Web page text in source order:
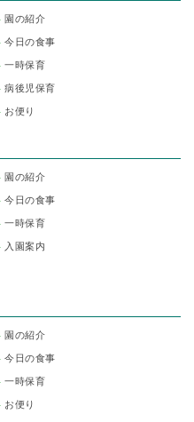
園の紹介
今日の食事
一時保育
病後児保育
お便り
園の紹介
今日の食事
一時保育
入園案内
園の紹介
今日の食事
一時保育
お便り